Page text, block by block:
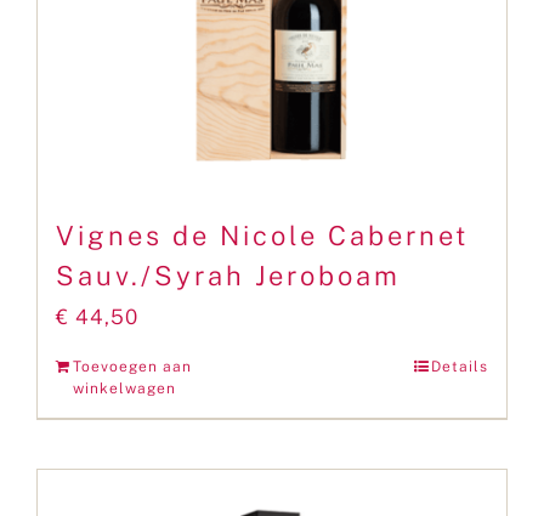
Vignes de Nicole Cabernet
Sauv./Syrah Jeroboam
€ 44,50
Toevoegen aan
winkelwagen
Details